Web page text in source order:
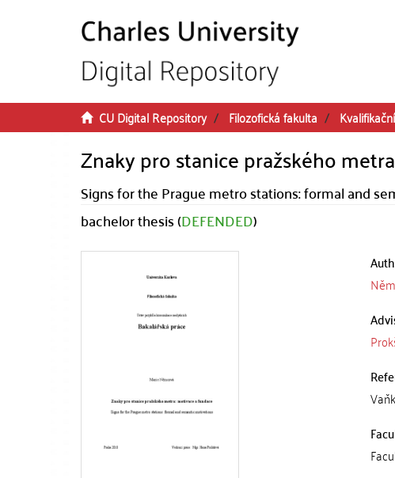
CU Digital Repository Filozofická fakulta
Znaky pro stanice pražského
Signs for the Prague metro stations: formal and
bachelor thesis (DEFENDED)